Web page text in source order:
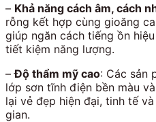
– Khả năng cách âm, cách
rỗng kết hợp cùng gioăng
giúp ngăn cách tiếng ồn
tiết kiệm năng lượng.
–Độ thẩm mỹ cao: Các sản
lớp sơn tĩnh điện bền màu
lại vẻ đẹp hiện đại, tinh tế
gian.